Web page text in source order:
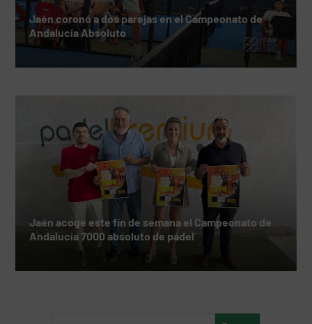
Jaén coronó a dos parejas en el Campeonato de
Andalucía Absoluto
Jaén acoge este fin de semana el Campeonato de
Andalucía 7000 absoluto de pádel